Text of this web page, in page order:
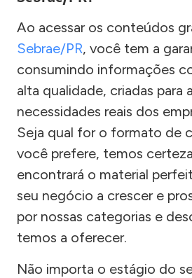
Ao acessar os conteúdos
Sebrae/PR, você tem a
consumindo informações
alta qualidade, criadas para
necessidades reais dos
Seja qual for o formato de
você prefere, temos
encontrará o material
seu negócio a crescer e
por nossas categorias e
temos a oferecer.
Não importa o estágio do